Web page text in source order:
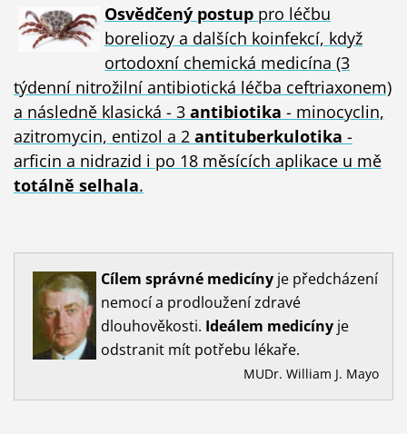
Osvědčený postuppro léčbu
boreliozy a dalších koinfekcí, když
ortodoxní chemická medicína (3
týdenní nitrožilní antibiotická léčba ceftriaxonem)
a následně klasická - 3 antibiotika - minocyclin,
azitromycin, entizol a 2 antituberkulotika -
arficin a nidrazid i po 18 měsících aplikace u mě
totálně selhala.
Cílem správné medicíny je předcházení
nemocí a prodloužení zdravé
dlouhověkosti. Ideálem medicínyje
odstranit mít potřebu lékaře.
MUDr. William J. Mayo